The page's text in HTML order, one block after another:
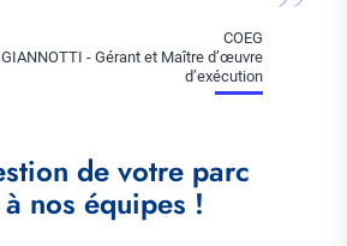
COEG
- Gérant et Maître d’œuvre
d’exécution
de votre parc
nos équipes !